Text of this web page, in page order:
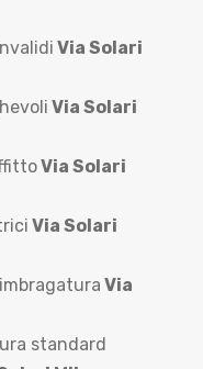
Via Solari
Via Solari
Via Solari
Via Solari
Via
standard